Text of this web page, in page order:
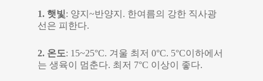
1. 햇빛: 양지~반양지. 한여름의 강한 직사광
선은 피한다.
2. 온도: 15~25°C. 겨울 최저 0°C. 5°C이하에서
는 생육이 멈춘다. 최저 7°C 이상이 좋다.